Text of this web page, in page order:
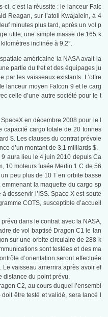
ci, c’est la réussite : le lanceur Falc
Reagan, sur l’atoll Kwajalein, à 4
minutes plus tard, après un vol p
utile, une simple masse de 165 k
inclinée à 9,2°.
américaine la NASA avait la
partie du fret et des équipages ju
par les vaisseaux existants. L’offre
lanceur moyen Falcon 9 et le carg
celle d’une autre société pour le t
en décembre 2008 pour le l
capacité cargo totale de 20 tonnes
$. Les clauses du contrat prévoie
d’un montant de 3,1 milliards $.
aura lieu le 4 juin 2010 depuis Ca
10 moteurs fusée Merlin 1 C de 56
peu plus de 10 T en orbite basse
la maquette du cargo sp
desservir l’ISS. Space X est soute
COTS, susceptible d’accueil
dans le contrat avec la NASA,
de vol baptisé Dragon C1 le lan
sur une orbite circulaire de 288 k
sont testées et des ma
d’orientation seront effectuée
Le vaisseau amerrira après avoir ef
distance du point prévu.
C2, au cours duquel l’ensembl
être testé et validé, sera lancé l